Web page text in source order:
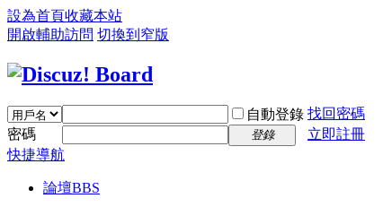
設為首頁收藏本站
開啟輔助訪問 切換到窄版
自動登錄 找回密碼
密碼
登錄
立即註冊
快捷導航
論壇BBS